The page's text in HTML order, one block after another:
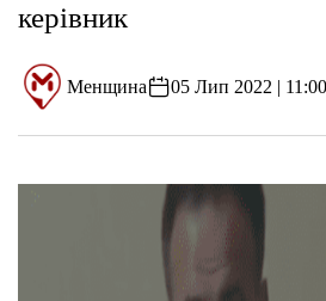
керівник
Менщина 05 Лип 2022 | 11:00